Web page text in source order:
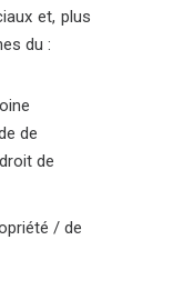
et, plus
du :
de
de
/ de